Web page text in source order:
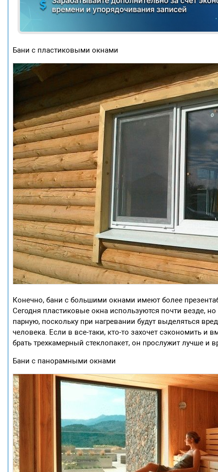
Бани с пластиковыми окнами
Конечно, бани с большими окнами имеют более
Сегодня пластиковые окна используются почти везде,
парную, поскольку при нагревании будут выделяться
человека. Если в все-таки, кто-то захочет сэкономить
брать трехкамерный стеклопакет, он прослужит лучше
Бани с панорамными окнами